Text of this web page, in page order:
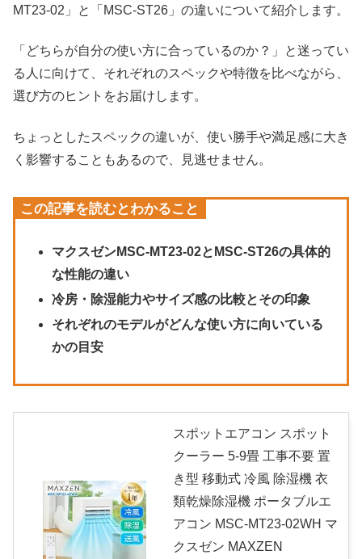
MT23-02」と「MSC-ST26」の違いについて紹介します。
「どちらが自分の使い方に合っているのか？」と迷ってい
る人に向けて、それぞれのスペックや特徴を比べながら、
選び方のヒントをお届けします。
ちょっとしたスペックの違いが、使い勝手や満足感に大き
く影響することもあるので、見逃せません。
この記事を読むとわかること
マクスゼンMSC-MT23-02とMSC-ST26の具体的
な性能の違い
冷房・除湿能力やサイズ感の比較とその印象
それぞれのモデルがどんな使い方に向いている
かの目安
スポットエアコン スポット
クーラー 5-9畳 工事不要 置
き型 移動式 冷風 除湿機 衣
類乾燥除湿機 ポータブルエ
アコン MSC-MT23-02WH マ
クスゼン MAXZEN